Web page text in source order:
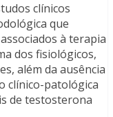
clínicos
que
à terapia
dos fisiológicos,
além da ausência
clínico-patológica
de testosterona